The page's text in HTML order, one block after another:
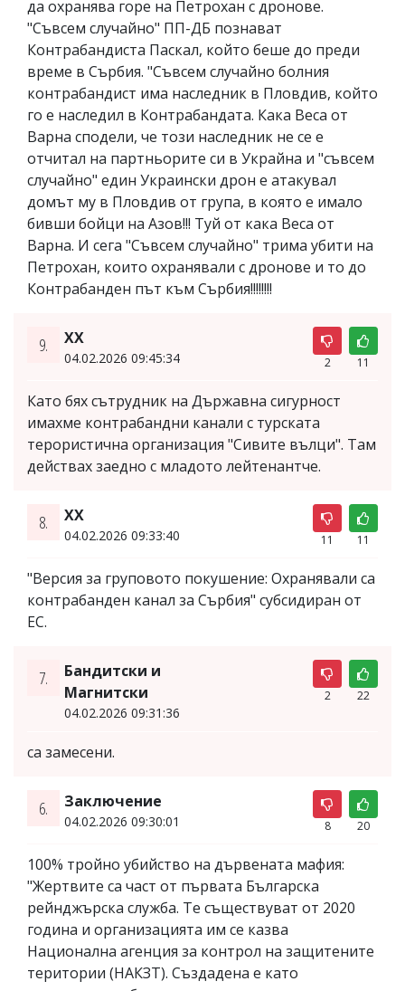
да охранява горе на Петрохан с дронове.
"Съвсем случайно" ПП-ДБ познават
Контрабандиста Паскал, който беше до преди
време в Сърбия. "Съвсем случайно болния
контрабандист има наследник в Пловдив, който
го е наследил в Контрабандата. Кака Веса от
Варна сподели, че този наследник не се е
отчитал на партньорите си в Украйна и "съвсем
случайно" един Украински дрон е атакувал
домът му в Пловдив от група, в която е имало
бивши бойци на Азов!!! Туй от кака Веса от
Варна. И сега "Съвсем случайно" трима убити на
Петрохан, които охранявали с дронове и то до
Контрабанден път към Сърбия!!!!!!!!
9. XX
04.02.2026 09:45:34 2 11
Като бях сътрудник на Държавна сигурност
имахме контрабандни канали с турската
терористична организация "Сивите вълци". Там
действах заедно с младото лейтенантче.
8. ХХ
04.02.2026 09:33:40 11 11
"Версия за груповото покушение: Охранявали са
контрабанден канал за Сърбия" субсидиран от
ЕС.
7.
Бандитски и
Магнитски
04.02.2026 09:31:36
2 22
са замесени.
6. Заключение
04.02.2026 09:30:01 8 20
100% тройно убийство на дървената мафия:
"Жертвите са част от първата Българска
рейнджърска служба. Те съществуват от 2020
година и организацията им се казва
Национална агенция за контрол на защитените
територии (НАКЗТ). Създадена е като